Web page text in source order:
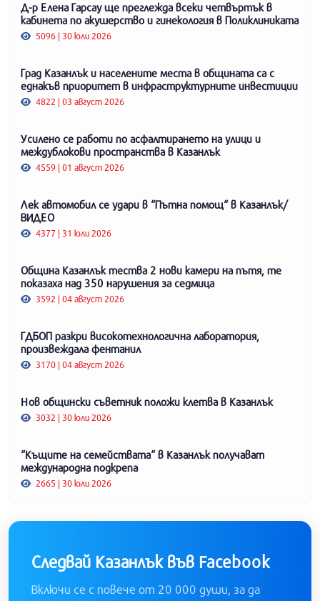
Д-р Елена Гарсау ще преглежда всеки четвъртък в
кабинета по акушерство и гинекология в Поликлиниката
5096 | 30 юли 2026
Град Казанлък и населените места в общината са с
еднакъв приоритет в инфраструктурните инвестиции
4822 | 03 август 2026
Усилено се работи по асфалтирането на улици и
междублокови пространства в Казанлък
4559 | 01 август 2026
Лек автомобил се удари в “Пътна помощ“ в Казанлък/
ВИДЕО
4377 | 31 юли 2026
Община Казанлък тества 2 нови камери на пътя, те
показаха над 350 нарушения за седмица
3592 | 04 август 2026
ГДБОП разкри високотехнологична лаборатория,
произвеждала фентанил
3170 | 04 август 2026
Нов общински съветник положи клетва в Казанлък
3032 | 30 юли 2026
“Къщите на семействата“ в Казанлък получават
международна подкрепа
2665 | 30 юли 2026
Следвай Казанлък във Facebook
Включи се с повече от 20 000 души, за да